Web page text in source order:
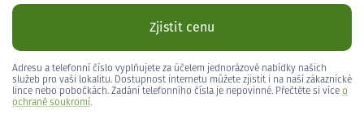
Zjistit cenu
Adresu a telefonní číslo vyplňujete za účelem jednorázové nabídky našich
služeb pro vaši lokalitu. Dostupnost internetu můžete zjistit i na naší zákaznické
lince nebo pobočkách. Zadání telefonního čísla je nepovinné. Přečtěte si více o
ochraně soukromí.